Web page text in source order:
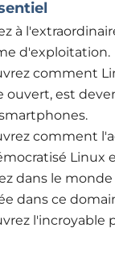
à
d'exploitation.
comment
ouvert, est
comment
Linux
dans le
dans ce
l'incroyable